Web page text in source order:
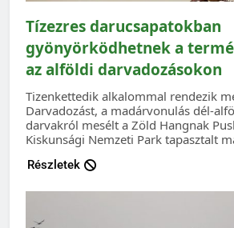
Tízezres darucsapatokban
gyönyörködhetnek a
az alföldi darvadozásokon
Tizenkettedik alkalommal rendezik
Darvadozást, a madárvonulás dél-
darvakról mesélt a Zöld Hangnak
Kiskunsági Nemzeti Park tapasztalt
Részletek